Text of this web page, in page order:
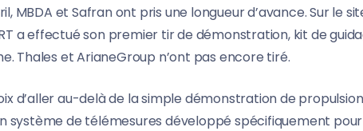
MBDA et Safran ont pris une longueur d’avance. Sur le
a effectué son premier tir de démonstration, kit de
Thales et ArianeGroup n’ont pas encore tiré.
d’aller au-delà de la simple démonstration de
système de télémesures développé spécifiquement pour